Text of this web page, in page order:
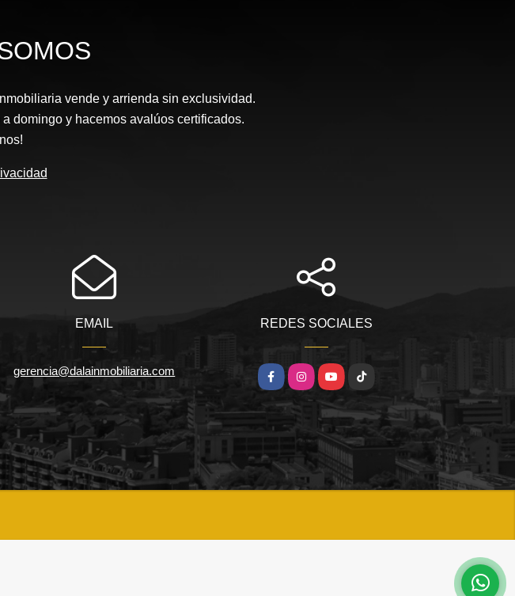
vende y arrienda sin exclusividad.
domingo y hacemos avalúos certificados.
EMAIL
gerencia@dalainmobiliaria.com
REDES SOCIALES
FacebookInstagramYouTube
TikTok